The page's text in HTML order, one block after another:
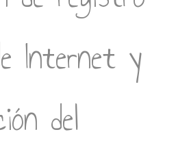
Internet y
del